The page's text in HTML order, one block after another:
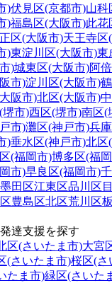
)伏見区(京都市)山科
)福島区(大阪市)此花
区(大阪市)天王寺区
)東淀川区(大阪市)東
)城東区(大阪市)阿
市)淀川区(大阪市)
阪市)北区(大阪市)
堺市)西区(堺市)南区(
市)灘区(神戸市)兵
)垂水区(神戸市)北区
(福岡市)博多区(福
市)早良区(福岡市)
墨田区江東区品川区
豊島区北区荒川区
達支援を探す
区(さいたま市)大宮
(さいたま市)桜区(さ
たま市)緑区(さいた